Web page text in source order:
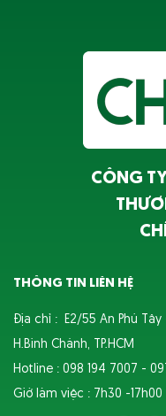
CÔNG
THÔNG TIN LIÊN HỆ
Địa chỉ : E2/55 An Phú Tây
H.Bình Chánh, TP.HCM
Hotline : 098 194 7007 -
Giờ làm việc : 7h30 -17h00